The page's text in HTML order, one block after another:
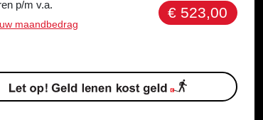
p/m v.a. € 523,00
maandbedrag